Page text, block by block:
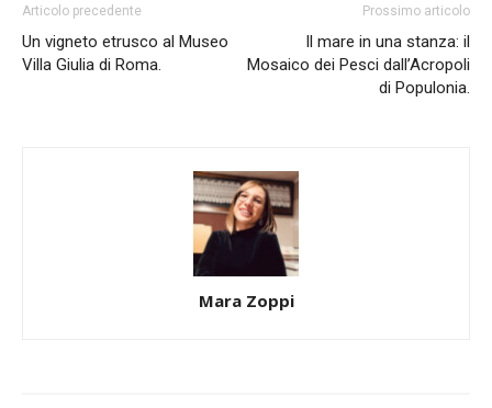
Articolo precedente
Un vigneto etrusco al Museo
Villa Giulia di Roma.
Prossimo articolo
Il mare in una stanza: il
Mosaico dei Pesci dall’Acropoli
di Populonia.
Mara Zoppi